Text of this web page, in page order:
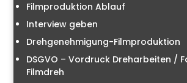
Filmproduktion Ablauf
Interview geben
Drehgenehmigung-Filmproduktion
DSGVO – Vordruck Dreharbeiten /
Filmdreh